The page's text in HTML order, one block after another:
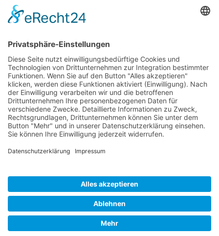
unsererSachverständigen- und Gutachtertätigkeit.
AKTUELLSTE PROJEKTE
Neubau von 2 Reihenhäusern
Neubau von 9 Reihenhäusern
Konzeptplanung eines Gewerbekomplexes
Neubau einer Betriebs- und Lagerhalle
Neubau einer Wohnanlage
Neubau einer Wohnanlage
© Peter Lüftner ::: Architekt © 2020 All rights reserved. |
ProgrammierungWEB-4 STUDIO
Impressum Datenschutz